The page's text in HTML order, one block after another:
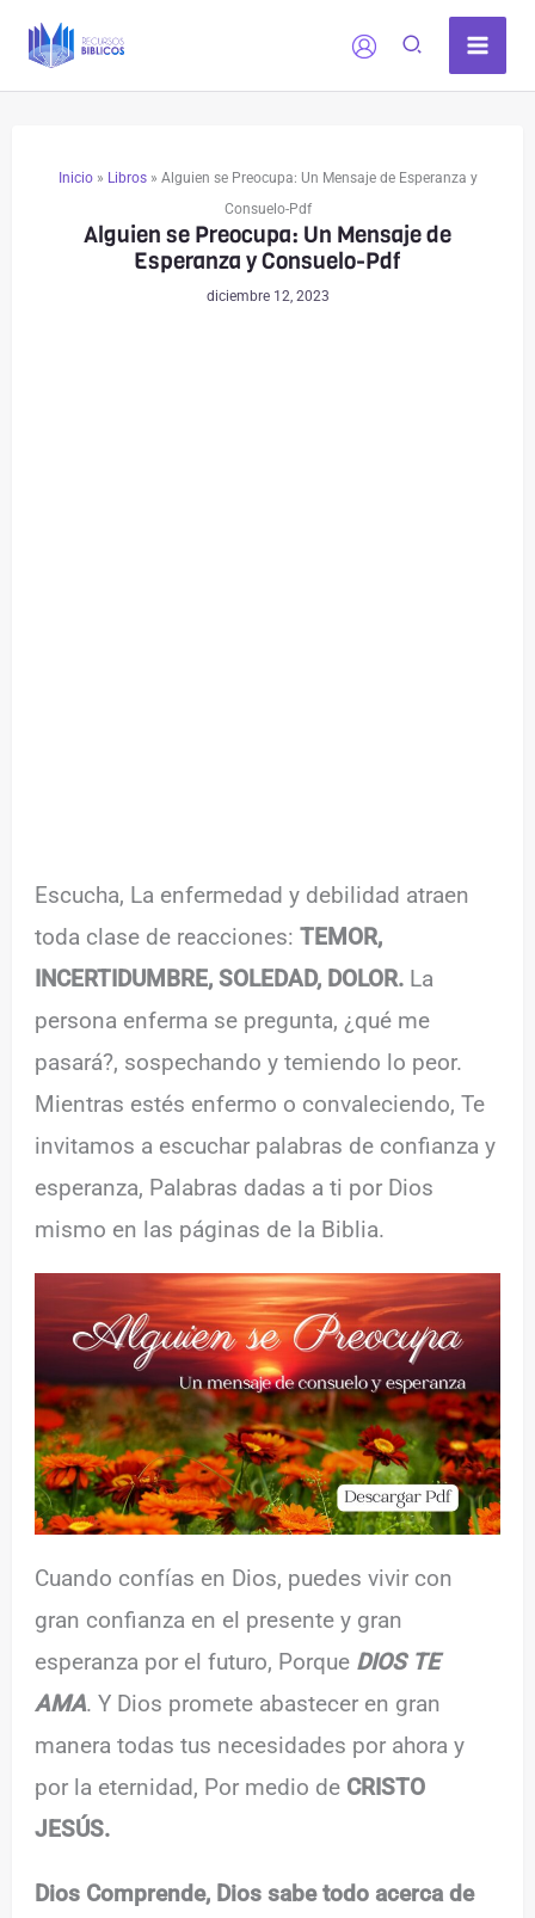
Inicio» Libros» Alguien se Preocupa: Un Mensaje de Esperanza y
Consuelo-Pdf
Alguien se Preocupa: Un Mensaje de
Esperanza y Consuelo-Pdf
diciembre 12, 2023
Escucha, La enfermedad y debilidad atraen
toda clase de reacciones:TEMOR,
INCERTIDUMBRE, SOLEDAD, DOLOR. La
persona enferma se pregunta, ¿qué me
pasará?, sospechando y temiendo lo peor.
Mientras estés enfermo o convaleciendo, Te
invitamos a escuchar palabras de confianza y
esperanza, Palabras dadas a ti por Dios
mismo en las páginas de la Biblia.
Cuando confías en Dios, puedes vivir con
gran confianza en el presente y gran
esperanza por el futuro, Porque DIOS TE
AMA. Y Dios promete abastecer en gran
manera todas tus necesidades por ahora y
por la eternidad, Por medio de CRISTO
JESÚS.
Dios Comprende, Dios sabe todo acerca de